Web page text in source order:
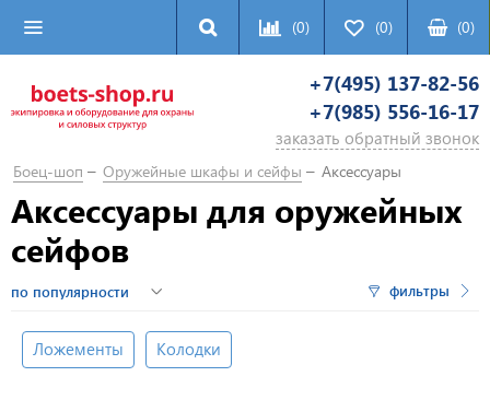
(0) (0) (0)
+7(495) 137-82-56
+7(985) 556-16-17
заказать обратный звонок
Боец-шоп Оружейные шкафы и сейфы Аксессуары
Аксессуары для оружейных
сейфов
фильтры
Ложементы Колодки